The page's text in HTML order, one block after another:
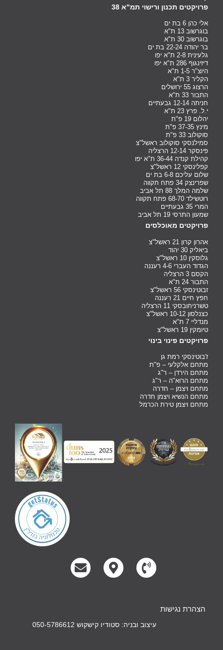
פרויקטים תכנון ורישוי תמ"א 38
אלי כהן 6 בת ים
בוגרשוב 13 ת"א
בוגרשוב 30 ת"א
בר יהודה 22-24 בת ים
גלעינית 2-8 ת"א יפו
דיזינגוף 286 ת"א יפו
היוצ"ר 1-5 ת"א
הקליר 3 ת"א
הרצוג 55 ירושלים
התבור 33 ת"א
חניתה 12-14 גבעתיים
י.ל. פרץ 23 ת"א
יהלום 19 פ"ת
מינץ 37-35 פ"ת
סוקולוב 33 פ"ת
סמילנסקי סוקולוב ראשל"צ
פינסקר 12-14 הרצליה
קהילת קנדה 36-44 ת"א יפו
קפלינסקי 12 ראשל"צ
שלום עליכם 6-8 בת ים
שפרינצק 34 פתח תקווה
שלמה המלך 88 תל אביב
רוטשילד 68-70 פתח תקווה
המרי 35 גבעתיים
שמעון התרסי 19 תל אביב
פרויקטים מאוכלסים
אהרון קרון 21 ראשל"צ
ביאליק 30 יהוד
גלוסקין 10 ראשל"צ
הגדוד העברי 4-6 רעננה
הקסם 3 הרצליה
התבור 24 ת"א
זבוטינסקי 56 ראשל"צ
חפץ חיים 21 רעננה
טשרניחובסקי 11 הרצליה
כצנלסון 10-12 ראשל"צ
מנדליי 7 ת"א
טיומקין 19 ראשל"צ
פרויקטים פינוי בינוי
ז'בוטינסקי רמת גן
מתחם אלקלעי – פ"ת
מתחם הירדן – ר"ג
מתחם הרוא"ה – ר"ג
מתחם ויצמן – חדרה
מתחם הנשיא ויצמן חדרה
מתחם ויצמן טירת הכרמל
הצהרת נגישות
עיצוב ובניה: סטודיו קישקוש 050-5786612